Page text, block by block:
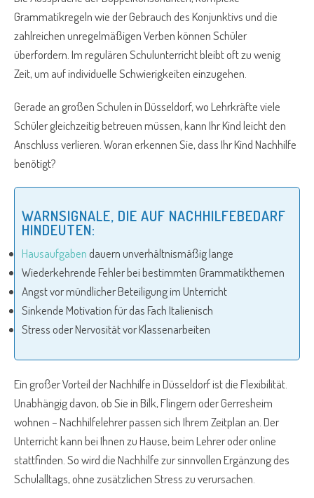
Grammatikregeln wie der Gebrauch des Konjunktivs und die
zahlreichen unregelmäßigen Verben können Schüler
überfordern. Im regulären Schulunterricht bleibt oft zu wenig
Zeit, um auf individuelle Schwierigkeiten einzugehen.
Gerade an großen Schulen in Düsseldorf, wo Lehrkräfte viele
Schüler gleichzeitig betreuen müssen, kann Ihr Kind leicht den
Anschluss verlieren. Woran erkennen Sie, dass Ihr Kind Nachhilfe
benötigt?
WARNSIGNALE, DIE AUF NACHHILFEBEDARF
HINDEUTEN:
Hausaufgabendauern unverhältnismäßig lange
Wiederkehrende Fehler bei bestimmten Grammatikthemen
Angst vor mündlicher Beteiligung im Unterricht
Sinkende Motivation für das Fach Italienisch
Stress oder Nervosität vor Klassenarbeiten
Ein großer Vorteil der Nachhilfe in Düsseldorf ist die Flexibilität.
Unabhängig davon, ob Sie in Bilk, Flingern oder Gerresheim
wohnen – Nachhilfelehrer passen sich Ihrem Zeitplan an. Der
Unterricht kann bei Ihnen zu Hause, beim Lehrer oder online
stattfinden. So wird die Nachhilfe zur sinnvollen Ergänzung des
Schulalltags, ohne zusätzlichen Stress zu verursachen.